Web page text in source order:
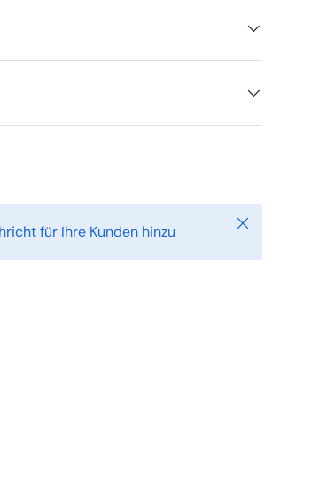
für Ihre Kunden hinzu Schließen